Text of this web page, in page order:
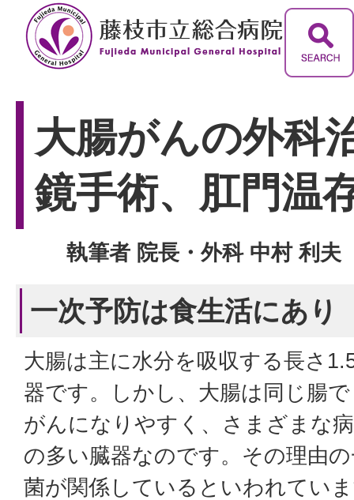
大腸がんの外科
鏡手術、肛門温
執筆者 院長・外科 中村 利夫
一次予防は食生活にあり
大腸は主に水分を吸収する長さ
器です。しかし、大腸は同じ腸
がんになりやすく、さまざまな
の多い臓器なのです。その理由
菌が関係しているといわれてい